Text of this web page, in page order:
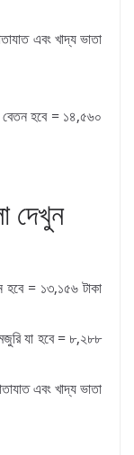
এবং খাদ্য ভাতা
বেতন হবে = ১৪,৫৬০
দেখুন
= ১৩,১৫৬ টাকা
যা হবে = ৮,২৮৮
এবং খাদ্য ভাতা